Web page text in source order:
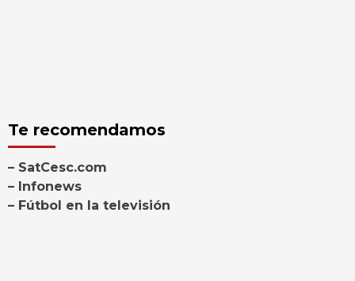
Te recomendamos
– SatCesc.com
– Infonews
– Fútbol en la televisión